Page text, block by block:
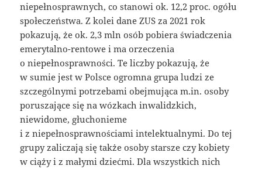
niepełnosprawnych, co stanowi ok. 12,2 proc. ogółu
społeczeństwa. Z kolei dane ZUS za 2021 rok
pokazują, że ok. 2,3 mln osób pobiera świadczenia
emerytalno-rentowe i ma orzeczenia
o niepełnosprawności. Te liczby pokazują, że
w sumie jest w Polsce ogromna grupa ludzi ze
szczególnymi potrzebami obejmująca m.in. osoby
poruszające się na wózkach inwalidzkich,
niewidome, głuchonieme
i z niepełnosprawnościami intelektualnymi. Do tej
grupy zaliczają się także osoby starsze czy kobiety
w ciąży i z małymi dziećmi. Dla wszystkich nich